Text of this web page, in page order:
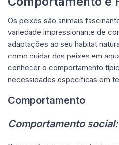
Os peixes são animais
variedade impressionante de
adaptações ao seu habitat
como cuidar dos peixes em
conhecer o comportamento
necessidades específicas em
Comportamento
Comportamento social: